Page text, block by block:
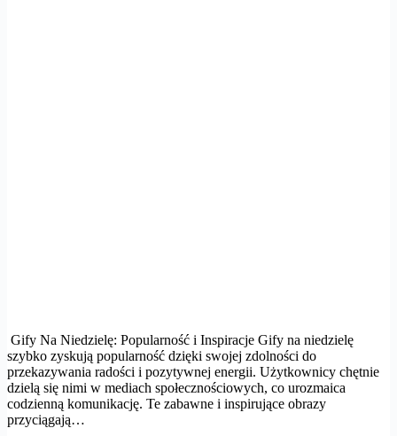
Gify Na Niedzielę: Popularność i Inspiracje Gify na niedzielę
szybko zyskują popularność dzięki swojej zdolności do
przekazywania radości i pozytywnej energii. Użytkownicy chętnie
dzielą się nimi w mediach społecznościowych, co urozmaica
codzienną komunikację. Te zabawne i inspirujące obrazy
przyciągają…